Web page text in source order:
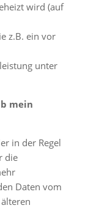
wird (auf
z.B. ein vor
unter
mein
in der Regel
die
Daten vom